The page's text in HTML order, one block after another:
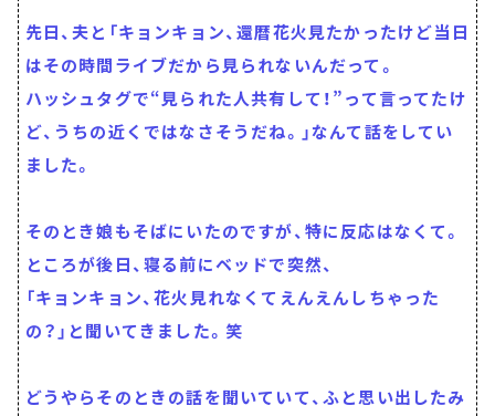
先日、夫と「キョンキョン、還暦花火見たかったけど当日
はその時間ライブだから見られないんだって。
ハッシュタグで“見られた人共有して！”って言ってたけ
ど、うちの近くではなさそうだね。」なんて話をしてい
ました。
そのとき娘もそばにいたのですが、特に反応はなくて。
ところが後日、寝る前にベッドで突然、
「キョンキョン、花火見れなくてえんえんしちゃった
の？」と聞いてきました。笑
どうやらそのときの話を聞いていて、ふと思い出したみ